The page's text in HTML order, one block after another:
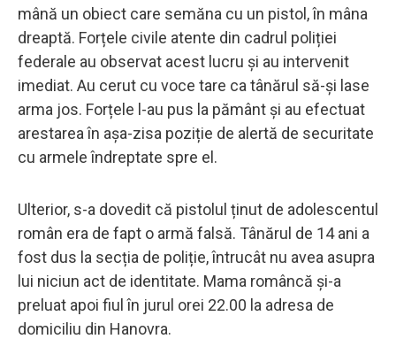
mână un obiect care semăna cu un pistol, în mâna
dreaptă. Forțele civile atente din cadrul poliției
federale au observat acest lucru și au intervenit
imediat. Au cerut cu voce tare ca tânărul să-și lase
arma jos. Forțele l-au pus la pământ și au efectuat
arestarea în așa-zisa poziție de alertă de securitate
cu armele îndreptate spre el.
Ulterior, s-a dovedit că pistolul ținut de adolescentul
român era de fapt o armă falsă. Tânărul de 14 ani a
fost dus la secția de poliție, întrucât nu avea asupra
lui niciun act de identitate. Mama româncă și-a
preluat apoi fiul în jurul orei 22.00 la adresa de
domiciliu din Hanovra.